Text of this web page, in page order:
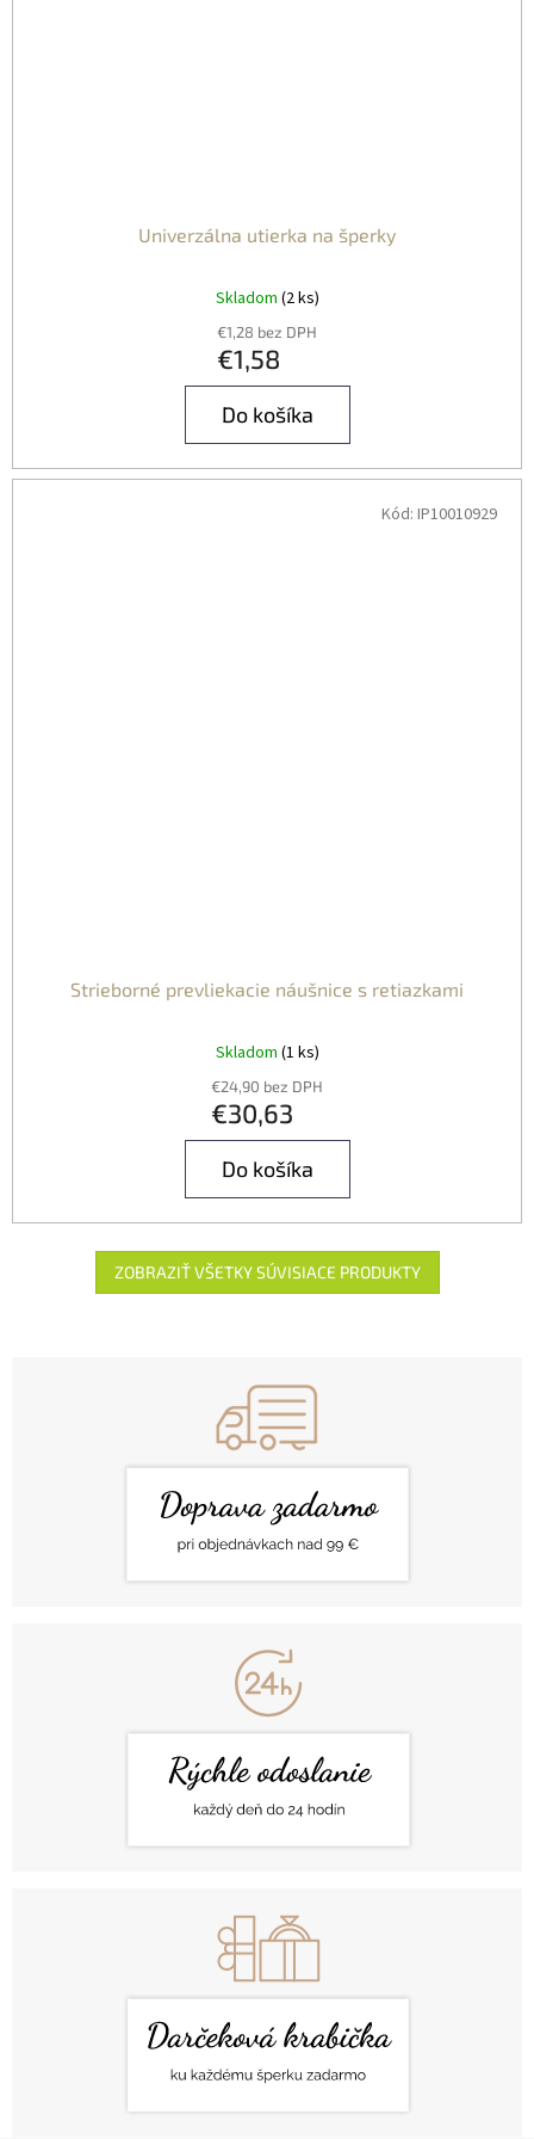
Univerzálna utierka na šperky
Skladom (2 ks)
€1,28 bez DPH
€1,58
Do košíka
Strieborné prevliekacie náušnice s retiazkami
Skladom (1 ks)
€24,90 bez DPH
€30,63
Do košíka
Kód: IP10010929
ZOBRAZIŤ VŠETKY SÚVISIACE PRODUKTY